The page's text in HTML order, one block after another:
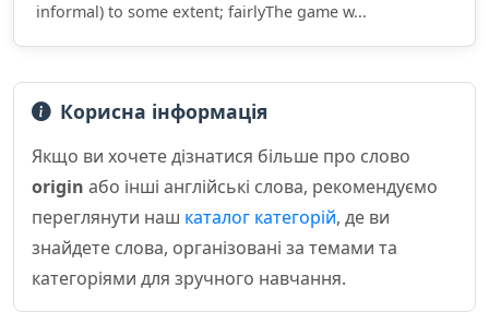
informal) to some extent; fairlyThe game w...
Корисна інформація
Якщо ви хочете дізнатися більше про слово
origin або інші англійські слова, рекомендуємо
переглянути наш каталог категорій, де ви
знайдете слова, організовані за темами та
категоріями для зручного навчання.